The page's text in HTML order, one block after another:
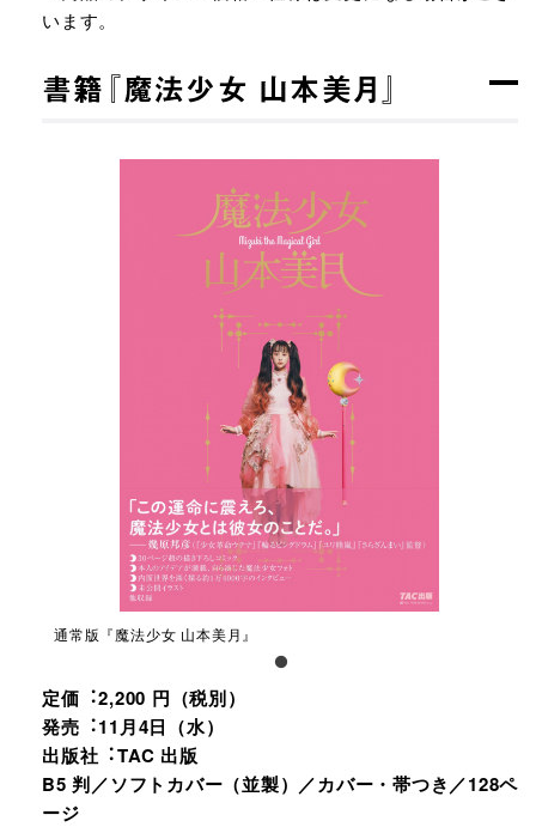
います。
書籍『魔法少⼥ ⼭本美⽉』
通常版『魔法少⼥ ⼭本美⽉』
定価︓2,200 円（税別）
発売︓11⽉4⽇（⽔）
出版社︓TAC 出版
B5 判／ソフトカバー（並製）／カバー・帯つき／128ペ
ージ